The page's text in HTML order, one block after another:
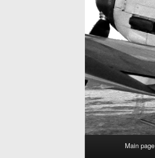
Aller
Main page